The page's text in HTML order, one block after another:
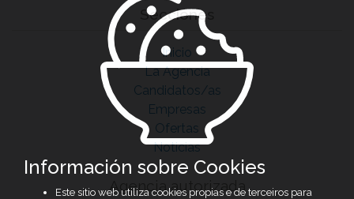
Secciones
Inicio
La Agencia
Candidatos/as
Empresas
Ofertas
Noticias
Agencia autorizada
Información sobre Cookies
Este sitio web utiliza cookies propias e de terceiros para